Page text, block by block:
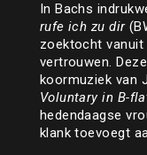
In Bachs
rufe ich zu dir
zoektocht vanuit
vertrouwen.
koormuziek van
Voluntary in B-
hedendaagse
klank toevoegt